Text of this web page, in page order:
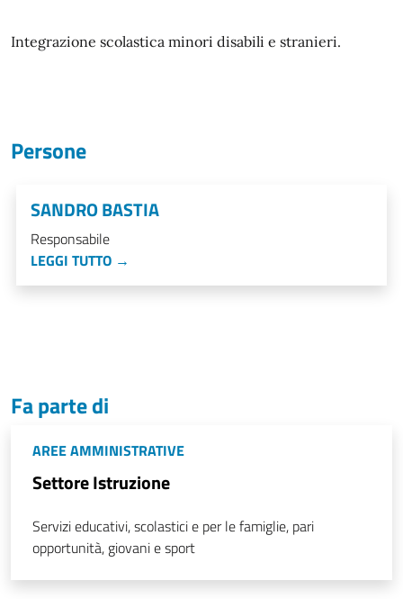
Integrazione scolastica minori disabili e stranieri.
Persone
SANDRO BASTIA
Responsabile
LEGGI TUTTO →
Fa parte di
AREE AMMINISTRATIVE
Settore Istruzione
Servizi educativi, scolastici e per le famiglie, pari
opportunità, giovani e sport